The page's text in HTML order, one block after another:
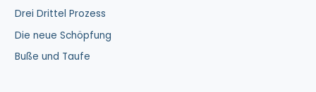
h
:
Drei Drittel Prozess
Die neue Schöpfung
Buße und Taufe